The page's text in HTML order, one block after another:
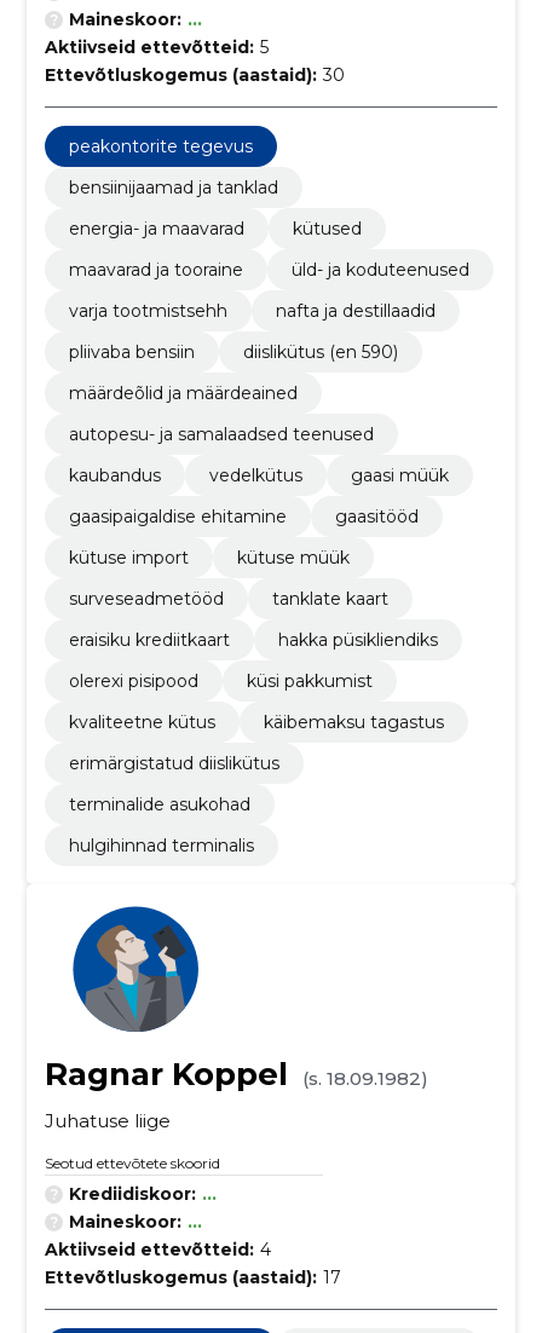
Maineskoor: ...
Aktiivseid ettevõtteid: 5
Ettevõtluskogemus (aastaid): 30
peakontorite tegevus
bensiinijaamad ja tanklad
energia- ja maavarad
kütused
maavarad ja tooraine
üld- ja koduteenused
varja tootmistsehh
nafta ja destillaadid
pliivaba bensiin
diislikütus (en 590)
määrdeõlid ja määrdeained
autopesu- ja samalaadsed teenused
kaubandus
vedelkütus
gaasi müük
gaasipaigaldise ehitamine
gaasitööd
kütuse import
kütuse müük
surveseadmetööd
tanklate kaart
eraisiku krediitkaart
hakka püsikliendiks
olerexi pisipood
küsi pakkumist
kvaliteetne kütus
käibemaksu tagastus
erimärgistatud diislikütus
terminalide asukohad
hulgihinnad terminalis
Ragnar Koppel
(s. 18.09.1982)
Juhatuse liige
Seotud ettevõtete skoorid
Krediidiskoor: ...
Maineskoor: ...
Aktiivseid ettevõtteid: 4
Ettevõtluskogemus (aastaid): 17